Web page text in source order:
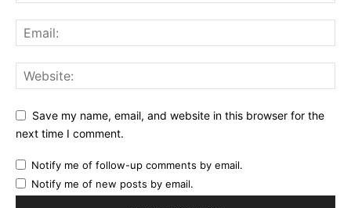
Save my name, email, and website in this browser for the
next time I comment.
Notify me of follow-up comments by email.
Notify me of new posts by email.